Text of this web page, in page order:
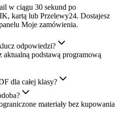
w ciągu 30 sekund po
kartą lub Przelewy24. Dostajesz
Moje zamówienia.
odpowiedzi?
aktualną podstawą programową
dla całej klasy?
materiały bez kupowania